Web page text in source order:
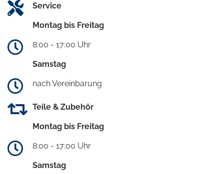
Service
Montag bis Freitag
8:00 - 17:00 Uhr
Samstag
nach Vereinbarung
Teile & Zubehör
Montag bis Freitag
8:00 - 17:00 Uhr
Samstag